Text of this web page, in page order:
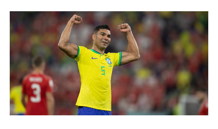
do
hexa:
1,